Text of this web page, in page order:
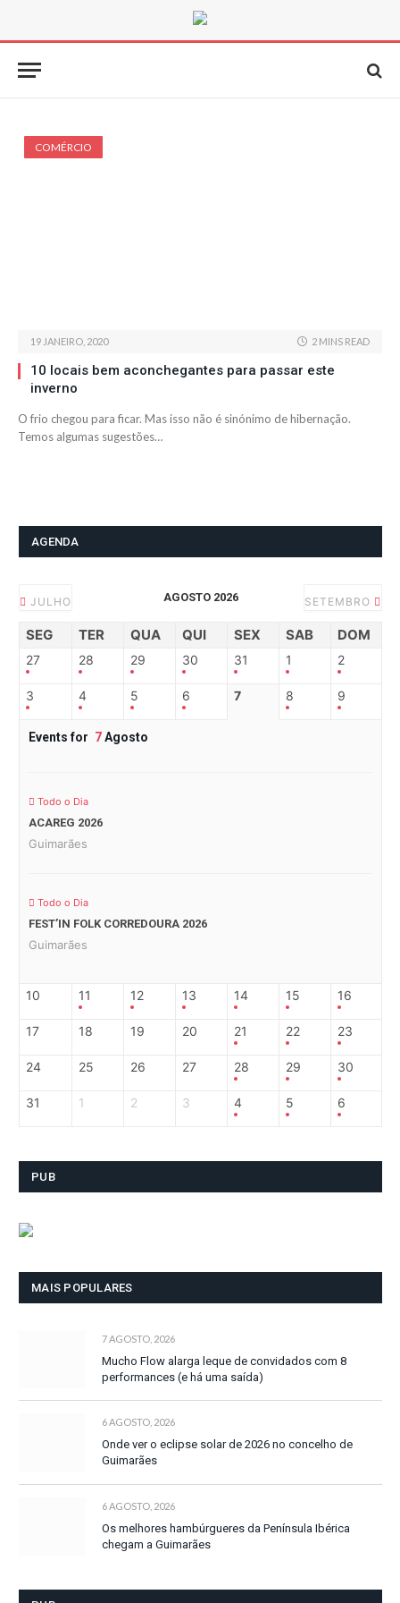
COMÉRCIO
19 JANEIRO, 2020 2 MINS READ
10 locais bem aconchegantes para passar este
inverno
O frio chegou para ficar. Mas isso não é sinónimo de hibernação.
Temos algumas sugestões…
AGENDA
JULHO AGOSTO 2026 SETEMBRO
SEG TER QUA QUI SEX SAB DOM
27 28 29 30 31 1 2
3 4 5 6 7 8 9
Events for 7Agosto
Todo o Dia
ACAREG 2026
Guimarães
Todo o Dia
FEST’IN FOLK CORREDOURA 2026
Guimarães
10 11 12 13 14 15 16
17 18 19 20 21 22 23
24 25 26 27 28 29 30
31 1 2 3 4 5 6
PUB
MAIS POPULARES
7 AGOSTO, 2026
Mucho Flow alarga leque de convidados com 8
performances (e há uma saída)
6 AGOSTO, 2026
Onde ver o eclipse solar de 2026 no concelho de
Guimarães
6 AGOSTO, 2026
Os melhores hambúrgueres da Península Ibérica
chegam a Guimarães